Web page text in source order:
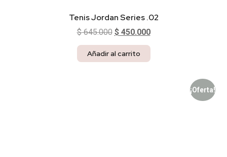
Tenis Jordan Series .02
$645.000 $450.000
Añadir al carrito
¡Oferta!